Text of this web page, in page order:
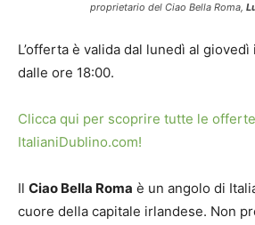
proprietario del Ciao Bella Roma,
L’offerta è valida dal lunedì al
dalle ore 18:00.
Clicca qui per scoprire tutte le
ItalianiDublino.com!
Il Ciao Bella Roma è un angolo di
cuore della capitale irlandese. Non